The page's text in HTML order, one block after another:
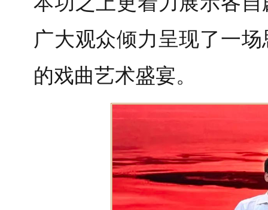
广大观众倾力呈现了一
的戏曲艺术盛宴。